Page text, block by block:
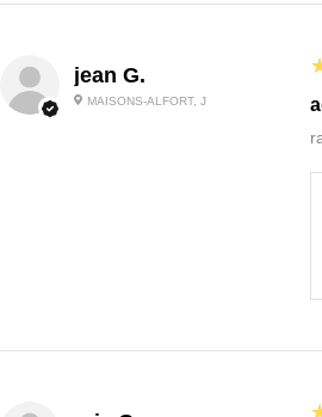
jean G.
MAISONS-ALFORT, J